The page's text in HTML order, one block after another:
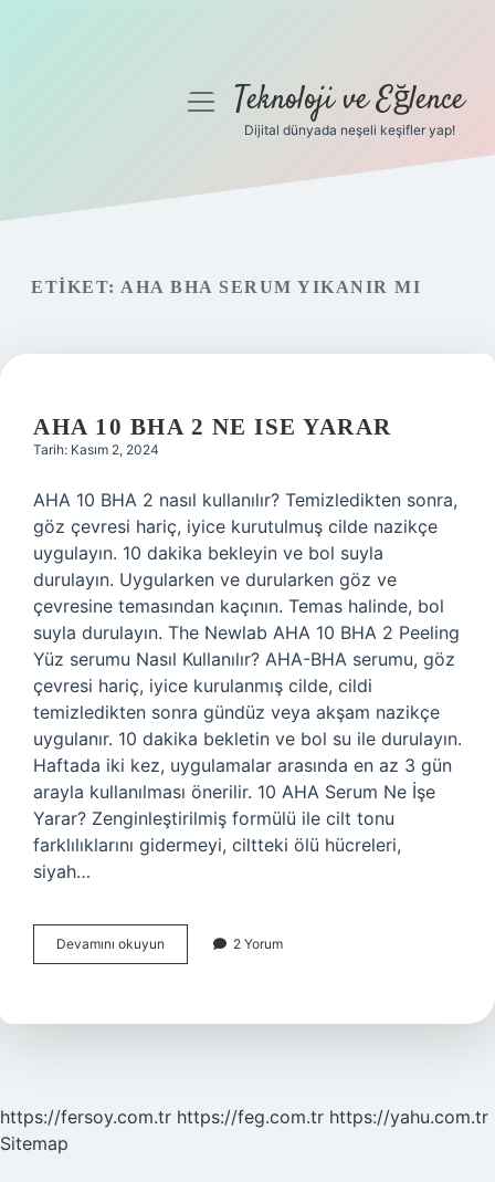
Gizlilik Politikası
menüyüTeknoloji ve Eğlence
Dijital dünyada neşeli keşifler yap!
ETIKET: AHA BHA SERUM YIKANIR MI
AHA 10 BHA 2 NE ISE YARAR
Tarih: Kasım 2, 2024
AHA 10 BHA 2 nasıl kullanılır? Temizledikten sonra,
göz çevresi hariç, iyice kurutulmuş cilde nazikçe
uygulayın. 10 dakika bekleyin ve bol suyla
durulayın. Uygularken ve durularken göz ve
çevresine temasından kaçının. Temas halinde, bol
suyla durulayın. The Newlab AHA 10 BHA 2 Peeling
Yüz serumu Nasıl Kullanılır? AHA-BHA serumu, göz
çevresi hariç, iyice kurulanmış cilde, cildi
temizledikten sonra gündüz veya akşam nazikçe
uygulanır. 10 dakika bekletin ve bol su ile durulayın.
Haftada iki kez, uygulamalar arasında en az 3 gün
arayla kullanılması önerilir. 10 AHA Serum Ne İşe
Yarar? Zenginleştirilmiş formülü ile cilt tonu
farklılıklarını gidermeyi, ciltteki ölü hücreleri,
siyah…
Devamını okuyun
10
Ne
2 Yorum
https://fersoy.com.tr https://feg.com.tr https://yahu.com.tr
Sitemap